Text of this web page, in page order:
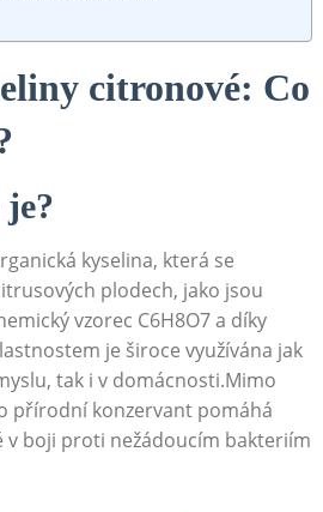
⁢citronové: Co
kyselina,​ která se
plodech, ⁤jako jsou
vzorec C6H8O7⁣ a díky
je široce využívána‍ jak
tak i v domácnosti.Mimo
přírodní ⁢konzervant pomáhá
v boji proti⁢ nežádoucím bakteriím